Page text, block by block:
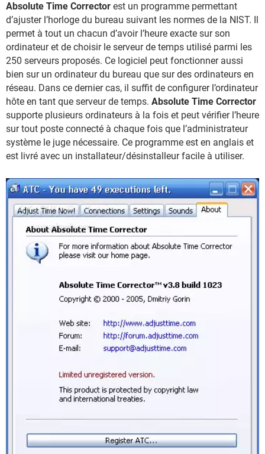
Absolute Time Corrector est un programme permettant
d’ajuster l’horloge du bureau suivant les normes de la NIST. Il
permet à tout un chacun d’avoir l’heure exacte sur son
ordinateur et de choisir le serveur de temps utilisé parmi les
250 serveurs proposés. Ce logiciel peut fonctionner aussi
bien sur un ordinateur du bureau que sur des ordinateurs en
réseau. Dans ce dernier cas, il suffit de configurer l’ordinateur
hôte en tant que serveur de temps. Absolute Time Corrector
supporte plusieurs ordinateurs à la fois et peut vérifier l’heure
sur tout poste connecté à chaque fois que l’administrateur
système le juge nécessaire. Ce programme est en anglais et
est livré avec un installateur/désinstalleur facile à utiliser.